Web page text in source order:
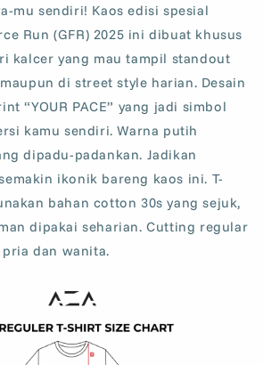
Run
Icon
Shirt
-
White
mu sendiri! Kaos edisi spesial
Run (GFR) 2025 ini dibuat khusus
kalcer yang mau tampil standout
di street style harian. Desain
“YOUR PACE” yang jadi simbol
kamu sendiri. Warna putih
dipadu-padankan. Jadikan
ikonik bareng kaos ini. T-
bahan cotton 30s yang sejuk,
dipakai seharian. Cutting regular
dan wanita.